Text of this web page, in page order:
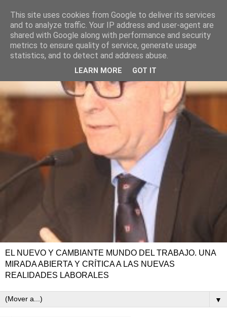
EL NUEVO Y CAMBIANTE MUNDO DEL TRABAJO. UNA
MIRADA ABIERTA Y CRÍTICA A LAS NUEVAS
REALIDADES LABORALES
▼
This site uses cookies from Google to deliver its services
and to analyze traffic. Your IP address and user-agent are
shared with Google along with performance and security
metrics to ensure quality of service, generate usage
statistics, and to detect and address abuse.
LEARN MORE GOT IT